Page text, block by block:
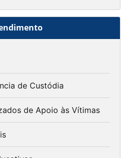
de Custódia
de Apoio às Vítimas